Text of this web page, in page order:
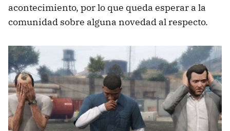
acontecimiento, por lo que queda esperar a la
comunidad sobre alguna novedad al respecto.